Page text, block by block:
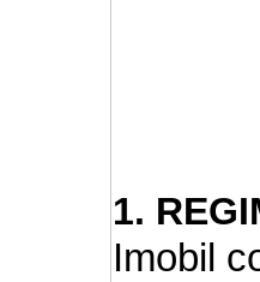
1.
Imobil